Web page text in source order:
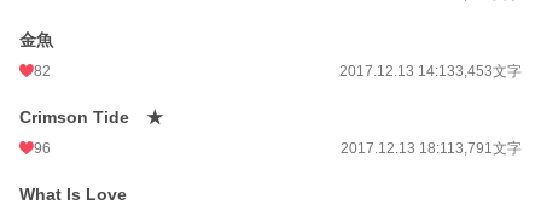
金魚
82 2017.12.13 14:133,453文字
Crimson Tide ★
96 2017.12.13 18:113,791文字
What Is Love